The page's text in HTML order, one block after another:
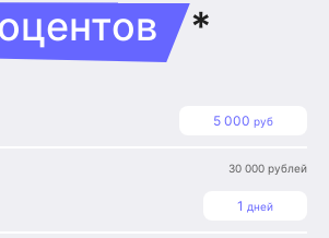
*
5 000 руб
30 000 рублей
1 дней